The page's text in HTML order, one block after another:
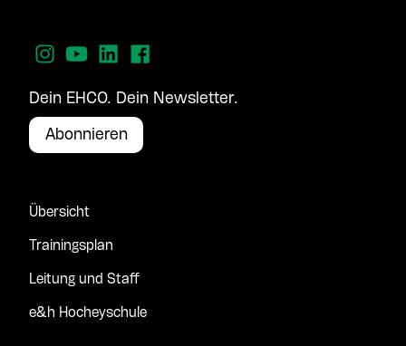
Dein EHCO. Dein Newsletter.
Abonnieren
Übersicht
Trainingsplan
Leitung und Staff
e&h Hocheyschule